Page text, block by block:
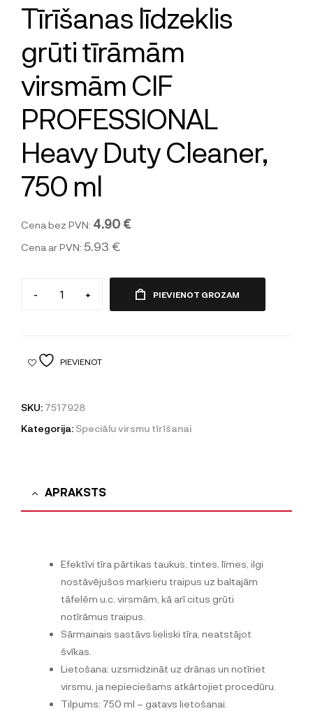
Tīrīšanas līdzeklis
grūti tīrāmām
virsmām CIF
PROFESSIONAL
Heavy Duty Cleaner,
750 ml
Cena bez PVN: 4.90 €
Cena ar PVN: 5.93 €
- + PIEVIENOT GROZAM
PIEVIENOT
SKU: 7517928
Kategorija: Speciālu virsmu tīrīšanai
APRAKSTS
Efektīvi tīra pārtikas taukus, tintes, līmes, ilgi
nostāvējušos marķieru traipus uz baltajām
tāfelēm u.c. virsmām, kā arī citus grūti
notīrāmus traipus.
Sārmainais sastāvs lieliski tīra, neatstājot
švīkas.
Lietošana: uzsmidzināt uz drānas un notīriet
virsmu, ja nepieciešams atkārtojiet procedūru.
Tilpums: 750 ml – gatavs lietošanai.